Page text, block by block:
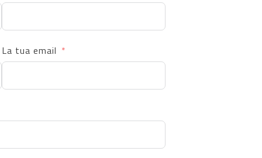
La tua email